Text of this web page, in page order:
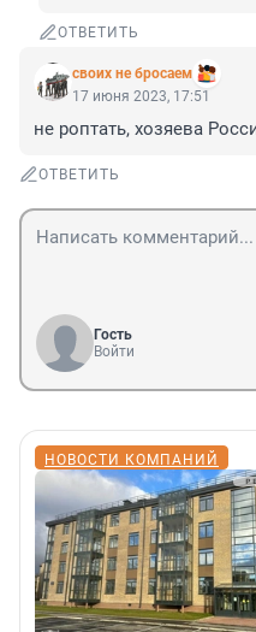
ОТВЕТИТЬ
своих не бросаем
17 июня 2023, 17:51
не роптать, хозяева
ОТВЕТИТЬ
Гость
Войти
НОВОСТИ КОМПАНИЙ